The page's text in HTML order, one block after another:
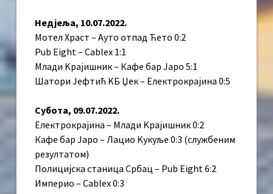
Недјеља, 10.07.2022.
Мотел Храст – Ауто отпад Ћето 0:2
Pub Eight – Cablex 1:1
Млади Kрајишник – Кафе бар Јаро 5:1
Шатори Јефтић KБ Џек – Електрокрајина 0:5
Субота, 09.07.2022.
Електрокрајина – Млади Kрајишник 0:2
Кафе бар Јаро – Лацио Kукуље 0:3 (службеним
резултатом)
Полицијска станица Србац – Pub Eight 6:2
Империо – Cablex 0:3